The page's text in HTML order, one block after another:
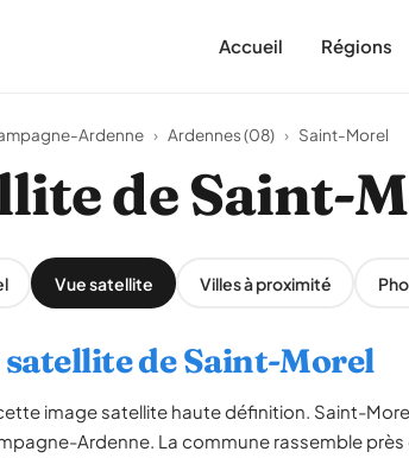
Accueil Régions
Ardenne › Ardennes (08) › Saint-Morel
de Saint-
Vue satellite Villes à proximité
satellite de Saint-Morel
image satellite haute définition. Saint-
Ardenne. La commune rassemble